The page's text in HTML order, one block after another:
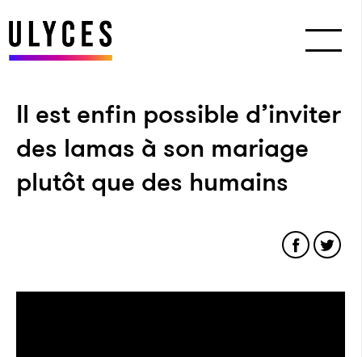
Il est enfin possible d’inviter
des lamas à son mariage
plutôt que des humains